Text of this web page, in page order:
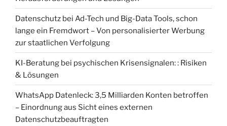
Datenschutz bei Ad-Tech und Big-Data Tools, schon
lange ein Fremdwort – Von personalisierter Werbung
zur staatlichen Verfolgung
KI-Beratung bei psychischen Krisensignalen: : Risiken
& Lösungen
WhatsApp Datenleck: 3,5 Milliarden Konten betroffen
– Einordnung aus Sicht eines externen
Datenschutzbeauftragten